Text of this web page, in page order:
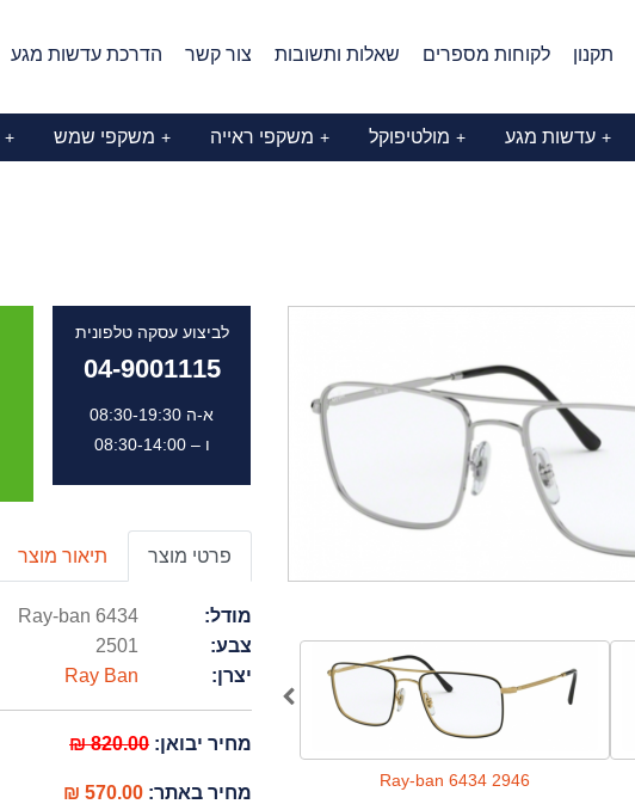
תקנון לקוחות מספרים שאלות ותשובות צור קשר הדרכת עדשות מגע
עדשות מגע + מולטיפוקל + משקפי ראייה + משקפי שמש +
+
Ray-ban 6434 2946
לביצוע עסקה טלפונית
04-9001115
א-ה 08:30-19:30
ו – 08:30-14:00
פרטי מוצר תיאור מוצר
מודל:
Ray-ban 6434
צבע:
2501
יצרן:
Ray Ban
מחיר יבואן: 820.00 ₪
מחיר באתר: 570.00 ₪